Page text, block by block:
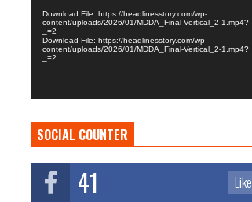
Download File: https://headlinesstory.com/wp-
content/uploads/2026/01/MDDA_Final-Vertical_2-1.mp4?
_=2
Download File: https://headlinesstory.com/wp-
content/uploads/2026/01/MDDA_Final-Vertical_2-1.mp4?
_=2
SOCIAL COUNTER
41 Like